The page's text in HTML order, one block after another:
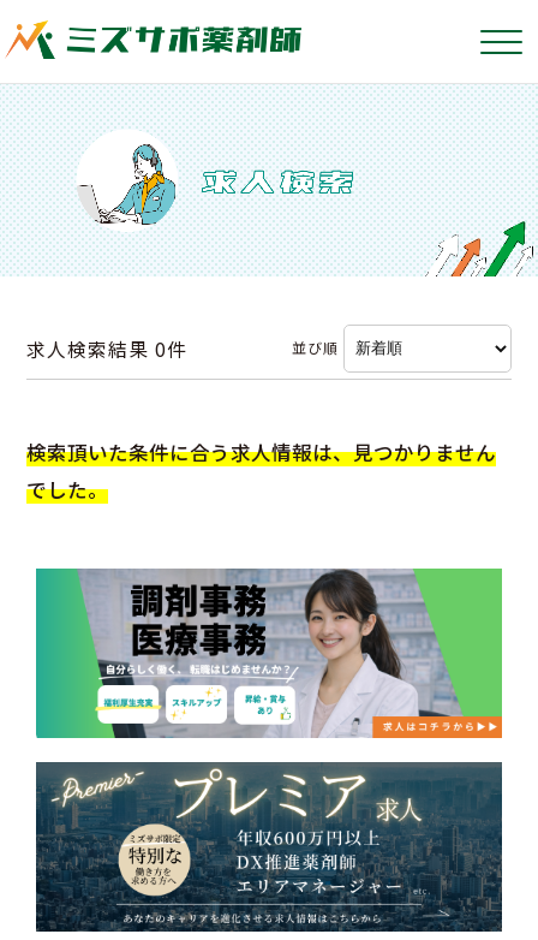
求人検索結果0件 並び順
検索頂いた条件に合う求人情報は、見つかりません
でした。